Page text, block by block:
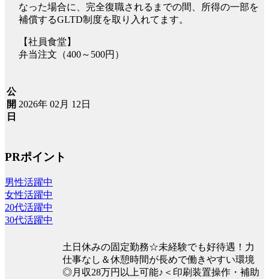
なった場合に、完全復職されるまでの間、所得の一部を
補償するGLTD制度を取り入れてます。
【社員食堂】
弁当注文（400～500円）
公
開
日
2026年 02月 12日
PRポイント
男性活躍中
女性活躍中
20代活躍中
30代活躍中
土日休みの固定勤務☆未経験でも好待遇！力
仕事なし＆休憩時間が長めで働きやすい環境
◎月収28万円以上可能♪＜印刷装置操作・補助